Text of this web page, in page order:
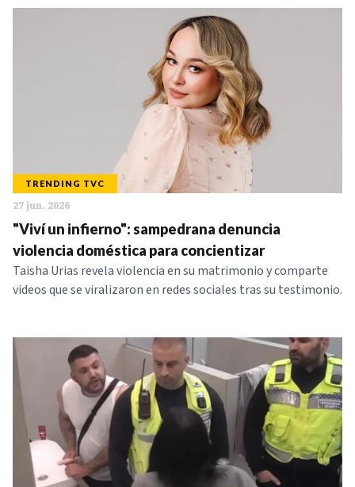
IR
Categorias:
NOTICIAS
SERIES
TRENDING TVC
27 jun. 2026
"Viví un infierno": sampedrana denuncia
violencia doméstica para concientizar
Taisha Urias revela violencia en su matrimonio y comparte
videos que se viralizaron en redes sociales tras su testimonio.